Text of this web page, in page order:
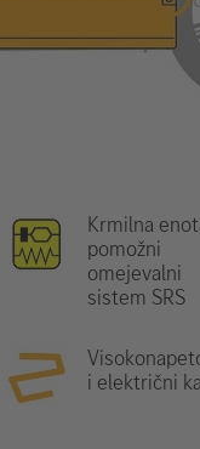
Krmilna
pomožni
omejevalni
sistem SRS
i električni